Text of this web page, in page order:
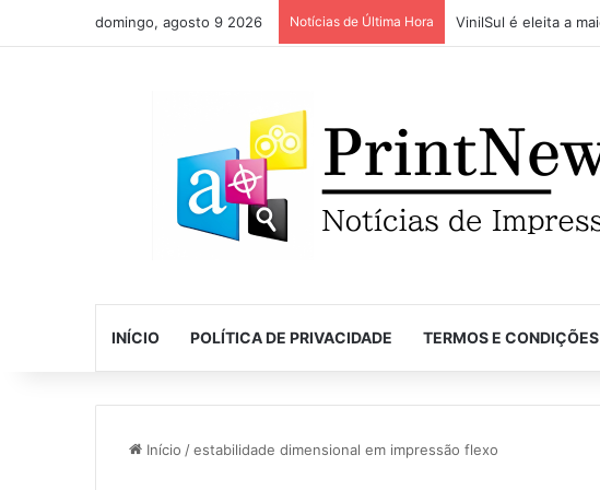
domingo, agosto 9 2026 Notícias de Última Hora
INÍCIO POLÍTICA DE PRIVACIDADE TERMOS E CONDIÇÕES
Início /estabilidade dimensional em impressão flexo